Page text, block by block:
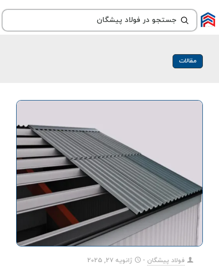
مقالات
فولاد پیشگان -
ژانویه 27, 2025